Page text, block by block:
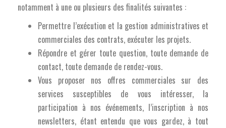
notamment à une ou plusieurs des finalités suivantes :
Permettre l’exécution et la gestion administratives et
commerciales des contrats, exécuter les projets.
Répondre et gérer toute question, toute demande de
contact, toute demande de rendez-vous.
Vous proposer nos offres commerciales sur des
services susceptibles de vous intéresser, la
participation à nos événements, l’inscription à nos
newsletters, étant entendu que vous gardez, à tout